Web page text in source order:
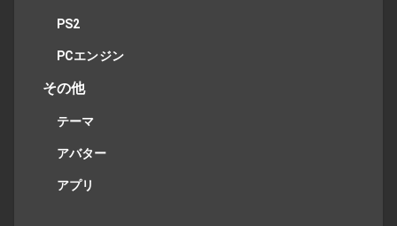
PS2
PCエンジン
その他
テーマ
アバター
アプリ